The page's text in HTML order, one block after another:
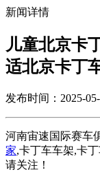
新闻详情
儿童北京卡
适北京卡丁
发布时间：2025-
河南宙速国际赛车
家,卡丁车车架,卡
请关注！